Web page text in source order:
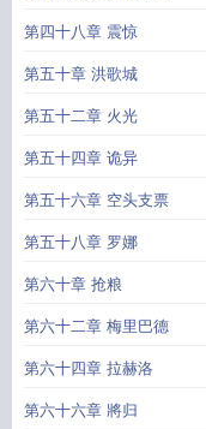
第四十八章 震惊
第五十章 洪歌城
第五十二章 火光
第五十四章 诡异
第五十六章 空头支票
第五十八章 罗娜
第六十章 抢粮
第六十二章 梅里巴德
第六十四章 拉赫洛
第六十六章 將归